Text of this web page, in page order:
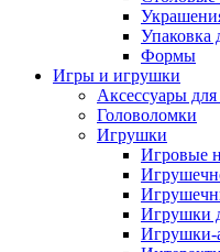
Упаковка
Формы
Игры и игрушки
Аксессуары
Головоломки
Игрушки
Игровые
Игрушки
Игрушки-